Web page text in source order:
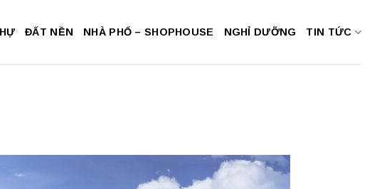
ĐẤT NỀN NHÀ PHỐ – SHOPHOUSE NGHỈ DƯỠNG TIN TỨC